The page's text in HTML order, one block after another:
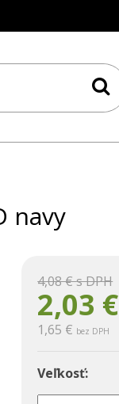
navy
4,08 €s DPH
2,03 €
1,65 € bez DPH
Veľkosť: